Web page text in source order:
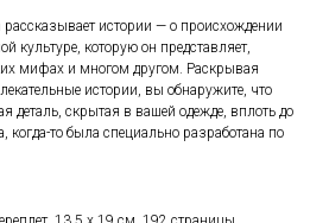
истории — о происхождении
культуре, которую он представляет,
мифах и многом другом. Раскрывая
истории, вы обнаружите, что
деталь, скрытая в вашей одежде, вплоть до
когда-то была специально разработана по